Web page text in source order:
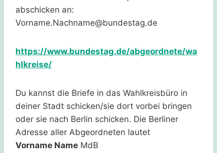
abschicken an:
Vorname.Nachname@bundestag.de
https://www.bundestag.de/abgeordnete/wa
hlkreise/
Du kannst die Briefe in das Wahlkreisbüro in
deiner Stadt schicken/sie dort vorbei bringen
oder sie nach Berlin schicken. Die Berliner
Adresse aller Abgeordneten lautet
Vorname Name MdB